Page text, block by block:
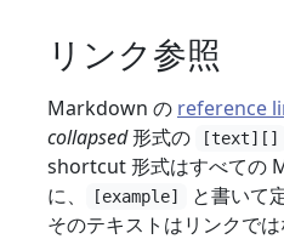
リンク参照
Markdown の reference
collapsed形式の [text][]
shortcut 形式はすべての
に、
[example] と書いて
そのテキストはリンクで